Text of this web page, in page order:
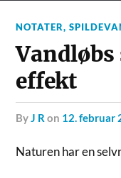
NOTATER,
Vandløbs
effekt
byJ R on 12. februar
Naturen har en